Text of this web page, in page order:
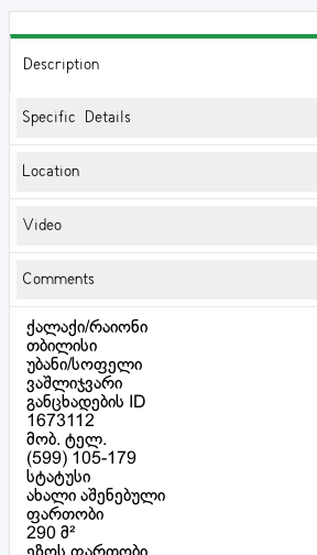
Description
Specific Details
Location
Video
Comments
ქალაქი/რაიონი
თბილისი
უბანი/სოფელი
ვაშლიჯვარი
განცხადების ID
1673112
მობ. ტელ.
(599) 105-179
სტატუსი
ახალი აშენებული
ფართობი
290 მ²